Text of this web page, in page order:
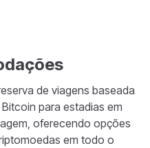
de viagens baseada
para estadias em
oferecendo opções
em todo o